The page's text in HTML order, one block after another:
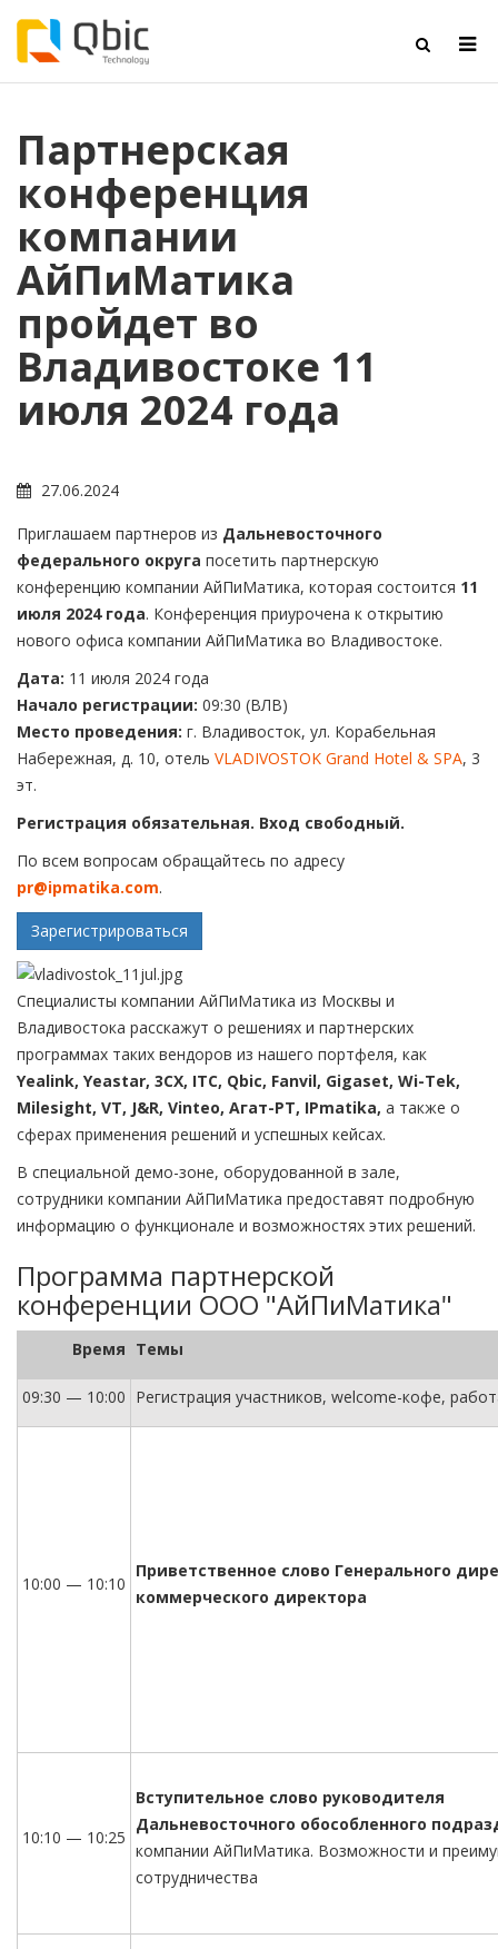
Партнерская
конференция
компании
АйПиМатика
пройдет во
Владивостоке 11
июля 2024 года
27.06.2024
Приглашаем партнеров из Дальневосточного
федерального округа посетить партнерскую
конференцию компании АйПиМатика, которая состоится 11
июля 2024 года. Конференция приурочена к открытию
нового офиса компании АйПиМатика во Владивостоке.
Дата: 11 июля 2024 года
Начало регистрации: 09:30 (ВЛВ)
Место проведения: г. Владивосток, ул. Корабельная
Набережная, д. 10, отель VLADIVOSTOK Grand Hotel & SPA, 3
эт.
Регистрация обязательная. Вход свободный.
По всем вопросам обращайтесь по адресу
pr@ipmatika.com.
Зарегистрироваться
Специалисты компании АйПиМатика из Москвы и
Владивостока расскажут о решениях и партнерских
программах таких вендоров из нашего портфеля, как
Yealink, Yeastar, 3CX, ITC, Qbic, Fanvil, Gigaset, Wi-Tek,
Milesight, VT, J&R, Vinteo, Агат-РТ, IPmatika, а также о
сферах применения решений и успешных кейсах.
В специальной демо-зоне, оборудованной в зале,
сотрудники компании АйПиМатика предоставят подробную
информацию о функционале и возможностях этих решений.
Программа партнерской
конференции ООО "АйПиМатика"
Время Темы
09:30 — 10:00 Регистрация участников, welcome-кофе,
10:00 — 10:10
Приветственное слово Генерального
коммерческого директора
10:10 — 10:25
Вступительное слово руководителя
Дальневосточного обособленного
компании АйПиМатика. Возможности и
сотрудничества